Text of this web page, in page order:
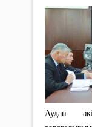
Аудан